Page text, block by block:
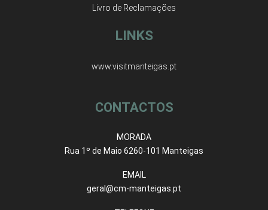
Livro de Reclamações
LINKS
www.visitmanteigas.pt
CONTACTOS
MORADA
Rua 1º de Maio 6260-101 Manteigas
EMAIL
geral@cm-manteigas.pt